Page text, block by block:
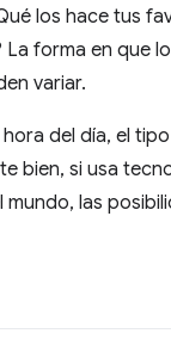
los hace tus
forma en que
variar.
del día, el
bien, si usa
las